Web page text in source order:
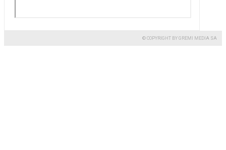
© COPYRIGHT BY GREMI MEDIA SA